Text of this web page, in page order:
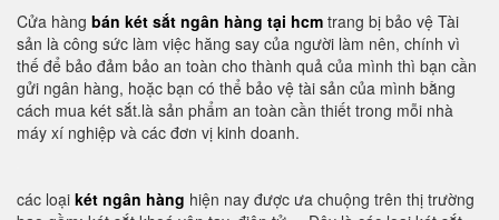
Cửa hàng bán két sắt ngân hàng tại hcm trang bị bảo vệ Tài
sản là công sức làm việc hăng say của người làm nên, chính vì
thế để bảo đảm bảo an toàn cho thành quả của mình thì bạn cần
gửi ngân hàng, hoặc bạn có thể bảo vệ tài sản của mình bằng
cách mua két sắt.là sản phẩm an toàn cần thiết trong mỗi nhà
máy xí nghiệp và các đơn vị kinh doanh.
các loại két ngân hàng hiện nay được ưa chuộng trên thị trường